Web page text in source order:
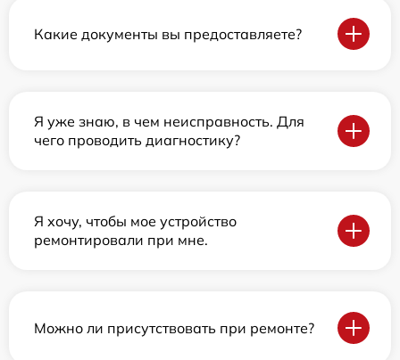
Какие документы вы предоставляете?
Я уже знаю, в чем неисправность. Для
чего проводить диагностику?
Я хочу, чтобы мое устройство
ремонтировали при мне.
Можно ли присутствовать при ремонте?